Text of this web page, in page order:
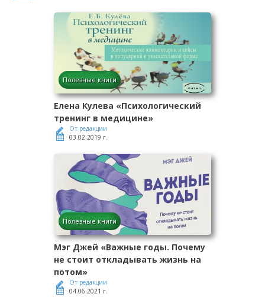
Полезные книги
Елена Кулева «Психологический
тренинг в медицине»
От редакции
03.02.2019 г.
Полезные книги
Мэг Джей «Важные годы. Почему
не стоит откладывать жизнь на
потом»
От редакции
04.06.2021 г.